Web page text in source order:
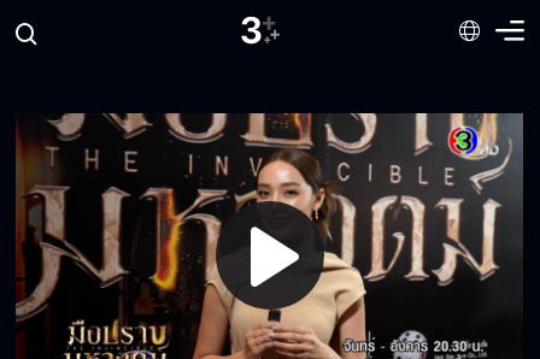
Play
Video
อย่าสวยไปกว่านี้เลย...พี่หวง
ช่วยเป็นเมียพี่ได้มั้ย
ใครให้เธอมาทำงานนี้